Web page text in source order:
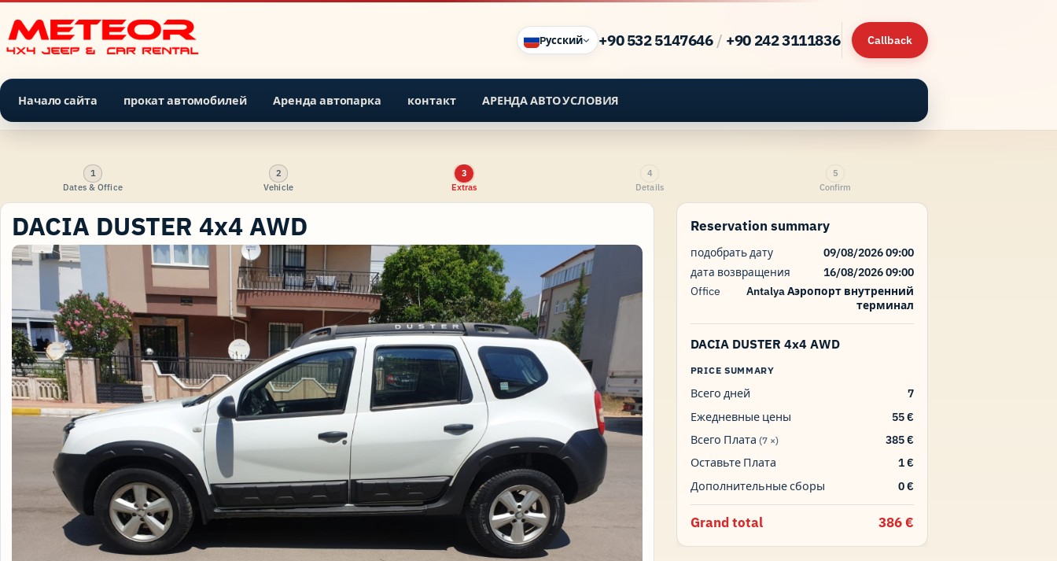
Pусский +90 532 5147646 / +90 242 3111836 Callback
Начало сайта прокат автомобилей Аренда автопарка контакт АРЕНДА АВТО УСЛОВИЯ
1
Dates & Office
2
Vehicle
3
Extras
4
Details
5
Confirm
Reservation summary
подобрать дату
09/08/2026 09:00
дата возвращения
16/08/2026 09:00
Office
Antalya Аэропорт внутренний
терминал
DACIA DUSTER 4x4 AWD
PRICE SUMMARY
Всего дней
7
Ежедневные цены
55 €
Всего Плата (7 ×)
385 €
Оставьте Плата
1 €
Дополнительные сборы
0 €
Grand total 386 €
DACIA DUSTER 4x4 AWD